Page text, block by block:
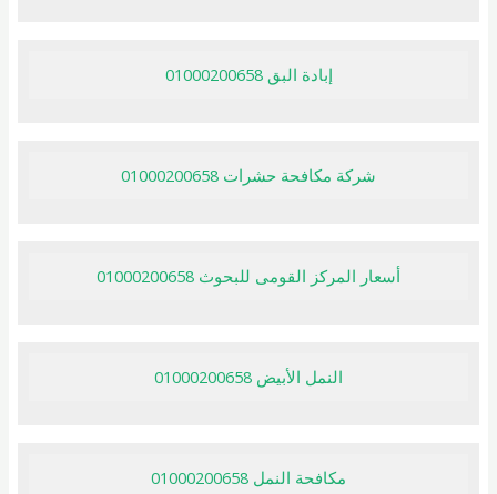
إبادة البق 01000200658
شركة مكافحة حشرات 01000200658
أسعار المركز القومى للبحوث 01000200658
النمل الأبيض 01000200658
مكافحة النمل 01000200658